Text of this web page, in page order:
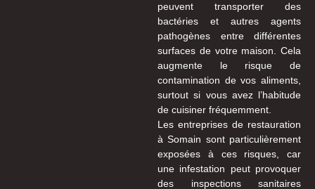
peuvent transporter des
bactéries et autres agents
pathogènes entre différentes
surfaces de votre maison. Cela
augmente le risque de
contamination de vos aliments,
surtout si vous avez l’habitude
de cuisiner fréquemment.
Les entreprises de restauration
à Somain sont particulièrement
exposées à ces risques, car
une infestation peut provoquer
des inspections sanitaires